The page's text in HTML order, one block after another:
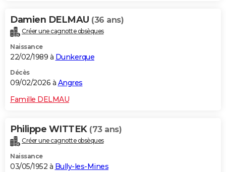
Bricolage
Television
Damien DELMAU (36 ans)
Créer une cagnotte obsèques
Naissance
22/02/1989 à Dunkerque
Décès
09/02/2026 à Angres
Famille DELMAU
Philippe WITTEK (73 ans)
Créer une cagnotte obsèques
Naissance
03/05/1952 à Bully-les-Mines